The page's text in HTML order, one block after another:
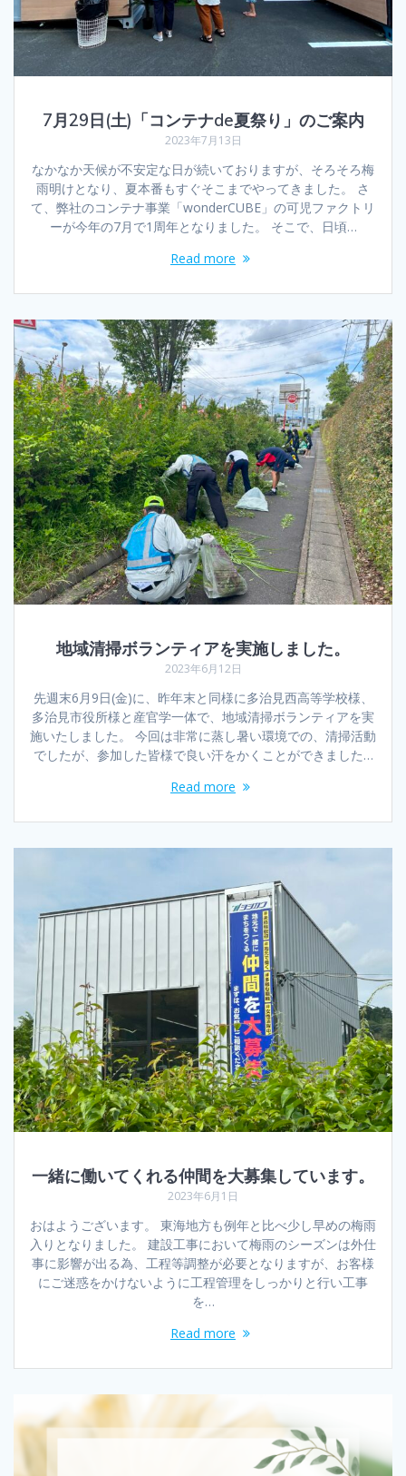
7月29日(土)「コンテナde夏祭り」のご案内
2023年7月13日
なかなか天候が不安定な日が続いておりますが、そろそろ梅
雨明けとなり、夏本番もすぐそこまでやってきました。 さ
て、弊社のコンテナ事業「wonderCUBE」の可児ファクトリ
ーが今年の7月で1周年となりました。 そこで、日頃…
Read more
地域清掃ボランティアを実施しました。
2023年6月12日
先週末6月9日(金)に、昨年末と同様に多治見西高等学校様、
多治見市役所様と産官学一体で、地域清掃ボランティアを実
施いたしました。 今回は非常に蒸し暑い環境での、清掃活動
でしたが、参加した皆様で良い汗をかくことができました…
Read more
一緒に働いてくれる仲間を大募集しています。
2023年6月1日
おはようございます。 東海地方も例年と比べ少し早めの梅雨
入りとなりました。 建設工事において梅雨のシーズンは外仕
事に影響が出る為、工程等調整が必要となりますが、お客様
にご迷惑をかけないように工程管理をしっかりと行い工事
を…
Read more